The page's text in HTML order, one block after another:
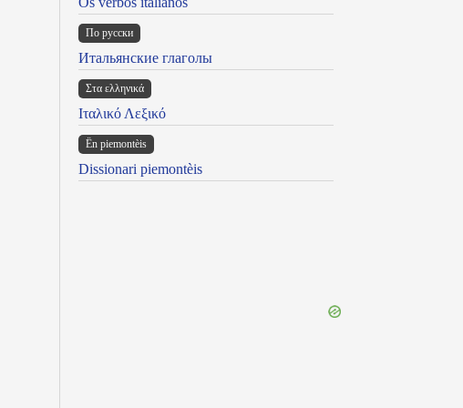
По русски
Итальянские глаголы
Στα ελληνικά
Ιταλικό Λεξικό
Ën piemontèis
Dissionari piemontèis